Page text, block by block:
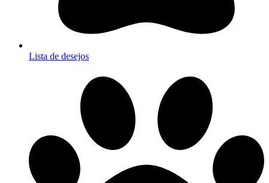
Lista de desejos